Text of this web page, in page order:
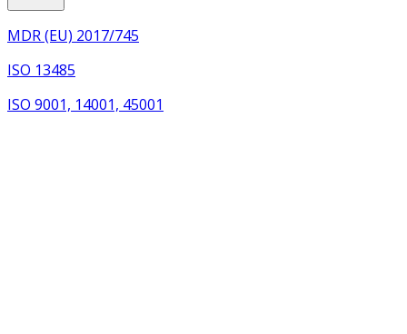
MDR (EU) 2017/745
ISO 13485
ISO 9001, 14001, 45001